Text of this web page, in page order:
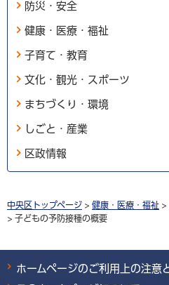
防災・安全
健康・医療・福祉
子育て・教育
文化・観光・スポーツ
まちづくり・環境
しごと・産業
区政情報
中央区トップページ > 健康・医療・福祉 >
> 子どもの予防接種の概要
ホームページのご利用上の注意